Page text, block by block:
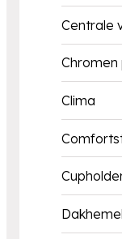
Centrale
Clima